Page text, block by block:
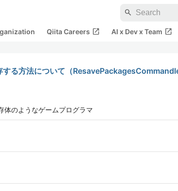
search
Qiita Careers open_in_new AI x Dev x Team open_in_new
る方法について（
体のようなゲームプログラマ